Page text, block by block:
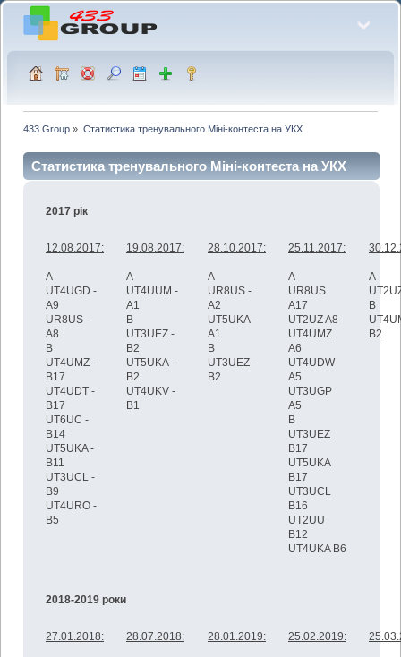
433 Group » Статистика тренувального Міні-контеста на УКХ
Статистика тренувального Міні-контеста на УКХ
2017 рік
12.08.2017:
А
UT4UGD -
A9
UR8US -
A8
B
UT4UMZ -
B17
UT4UDT -
B17
UT6UC -
B14
UT5UKA -
B11
UT3UCL -
B9
UT4URO -
B5
19.08.2017:
А
UT4UUM -
A1
B
UT3UEZ -
B2
UT5UKA -
B2
UT4UKV -
B1
28.10.2017:
A
UR8US -
A2
UT5UKA -
A1
B
UT3UEZ -
B2
25.11.2017:
A
UR8US
A17
UT2UZ A8
UT4UMZ
A6
UT4UDW
A5
UT3UGP
A5
B
UT3UEZ
B17
UT5UKA
B17
UT3UCL
B16
UT2UU
B12
UT4UKA B6
A
B
B2
2018-2019 роки
27.01.2018: 28.07.2018: 28.01.2019: 25.02.2019: